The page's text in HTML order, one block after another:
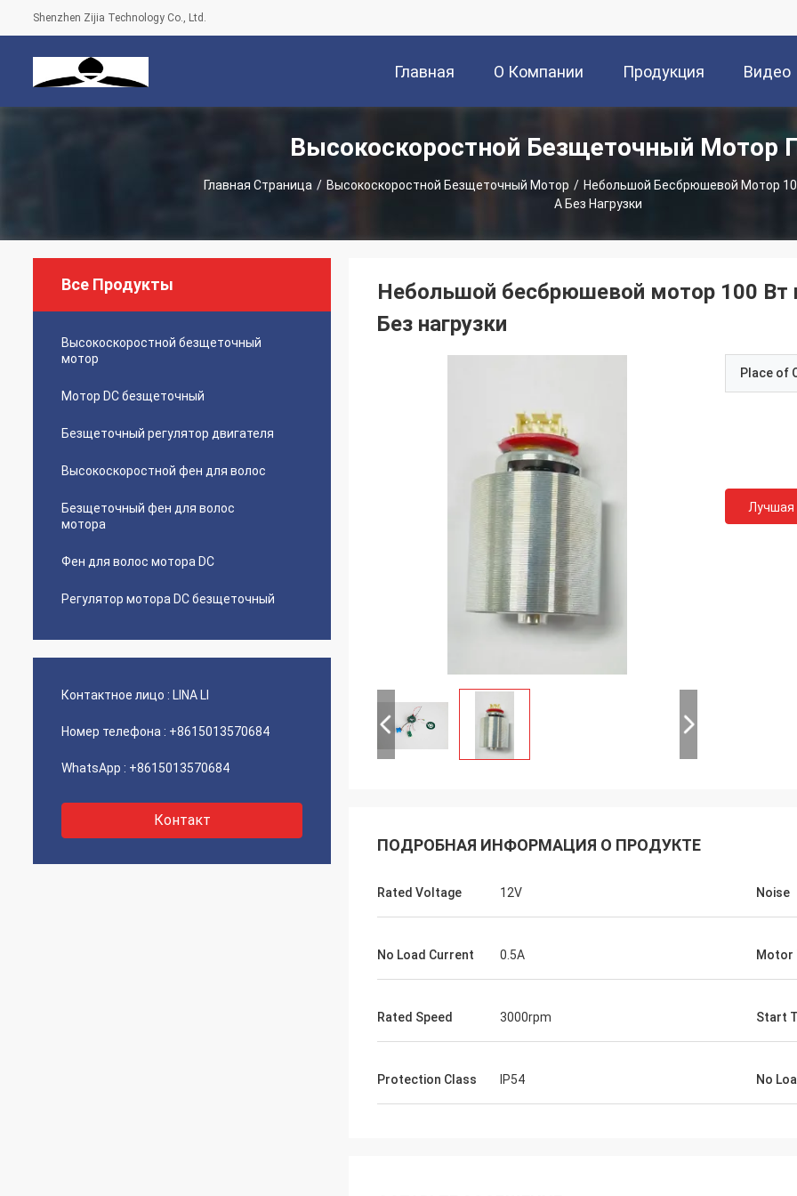
Shenzhen Zijia Technology Co., Ltd.
Главная
Страница
О Компании Продукция Видео
Высокоскоростной Безщеточный Мотор
Главная Страница / Высокоскоростной Безщеточный Мотор / Небольшой Бесбрюшевой Мотор
А Без Нагрузки
Все Продукты
Высокоскоростной безщеточный
мотор
Мотор DC безщеточный
Безщеточный регулятор двигателя
Высокоскоростной фен для волос
Безщеточный фен для волос
мотора
Фен для волос мотора DC
Регулятор мотора DC безщеточный
Контактное лицо : LINA LI
Номер телефона : +8615013570684
WhatsApp : +8615013570684
Контакт
Небольшой бесбрюшевой мотор 100
Без нагрузки
Place of
Лучшая
ПОДРОБНАЯ ИНФОРМАЦИЯ О ПРОДУКТЕ
Rated Voltage 12V Noise
No Load Current 0.5A Motor
Rated Speed 3000rpm Start
Protection Class IP54 No